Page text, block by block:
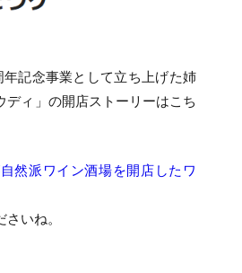
記念事業として立ち上げた姉
ディ」の開店ストーリーはこち
自然派ワイン酒場を開店したワ
いね。